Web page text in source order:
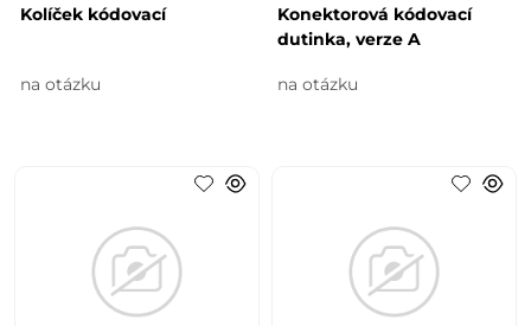
Kolíček kódovací
na otázku
Konektorová kódovací
dutinka, verze A
na otázku